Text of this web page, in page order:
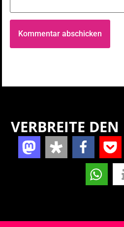
VERBREITE